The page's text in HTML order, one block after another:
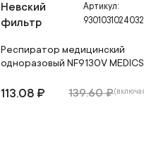
Невский
фильтр
Артикул:
Респиратор медицинский
одноразовый NF9130V MEDICS
113.08 ₽ 139.60 ₽